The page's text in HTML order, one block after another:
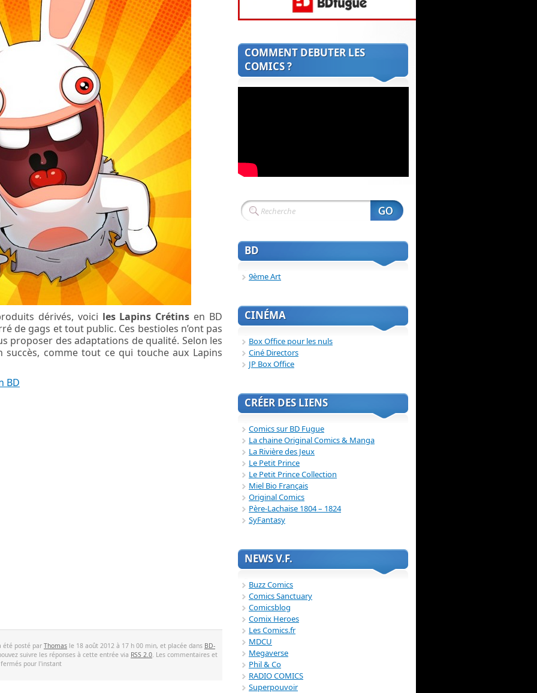
dérivés, voici les Lapins Crétins en BD
de gags et tout public. Ces bestioles n’ont pas
proposer des adaptations de qualité. Selon les
succès, comme tout ce qui touche aux Lapins
BD
été posté par Thomas le 18 août 2012 à 17 h 00 min, et placée dans BD-
suivre les réponses à cette entrée via RSS 2.0. Les commentaires et
pour l'instant
COMMENT DEBUTER LES
COMICS ?
BD
9ème Art
CINÉMA
Box Office pour les nuls
Ciné Directors
JP Box Office
CRÉER DES LIENS
Comics sur BD Fugue
La chaine Original Comics & Manga
La Rivière des Jeux
Le Petit Prince
Le Petit Prince Collection
Miel Bio Français
Original Comics
Père-Lachaise 1804 – 1824
SyFantasy
NEWS V.F.
Buzz Comics
Comics Sanctuary
Comicsblog
Comix Heroes
Les Comics.fr
MDCU
Megaverse
Phil & Co
RADIO COMICS
Superpouvoir